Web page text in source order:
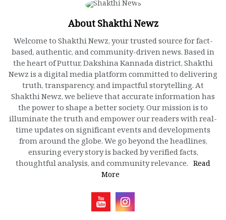
About Shakthi Newz
Welcome to Shakthi Newz, your trusted source for fact-
based, authentic, and community-driven news. Based in
the heart of Puttur, Dakshina Kannada district, Shakthi
Newz is a digital media platform committed to delivering
truth, transparency, and impactful storytelling. At
Shakthi Newz, we believe that accurate information has
the power to shape a better society. Our mission is to
illuminate the truth and empower our readers with real-
time updates on significant events and developments
from around the globe. We go beyond the headlines,
ensuring every story is backed by verified facts,
thoughtful analysis, and community relevance. Read
More